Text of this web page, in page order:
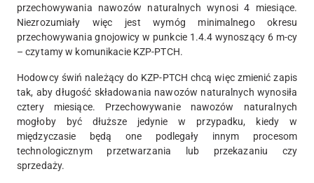
przechowywania nawozów naturalnych wynosi 4 miesiące.
Niezrozumiały więc jest wymóg minimalnego okresu
przechowywania gnojowicy w punkcie 1.4.4 wynoszący 6 m-cy
– czytamy w komunikacie KZP-PTCH.
Hodowcy świń należący do KZP-PTCH chcą więc zmienić zapis
tak, aby długość składowania nawozów naturalnych wynosiła
cztery miesiące. Przechowywanie nawozów naturalnych
mogłoby być dłuższe jedynie w przypadku, kiedy w
międzyczasie będą one podlegały innym procesom
technologicznym przetwarzania lub przekazaniu czy
sprzedaży.